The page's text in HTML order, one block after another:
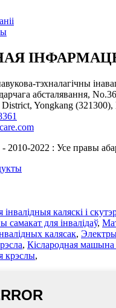
тэхналагічны
абсталявання,
Yongkang (321300),
2010-2022 : Усе правы
каляскі і
самакат для інвалідаў,
калясак,
, Кіслародная машына
крэслы,